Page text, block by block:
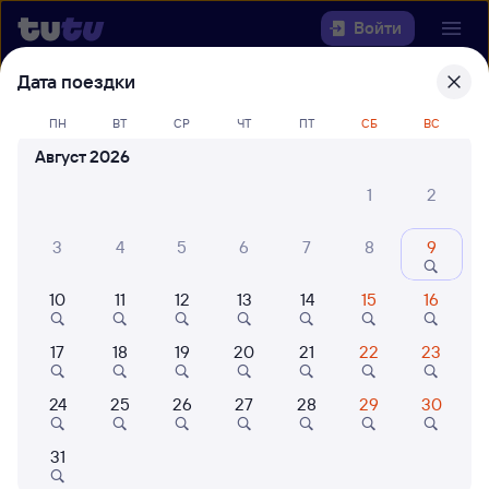
Войти
билеты Санкт-Петербург Ладож. —
Ираёль
Куда
Когда
Кто едет
Дата поездки
ПН ВТ СР ЧТ ПТ СБ ВС
Август 2026
1
2
3 4 5 6 7 8 9
10 11 12 13 14 15 16
17 18 19 20 21 22 23
24 25 26 27 28 29 30
31